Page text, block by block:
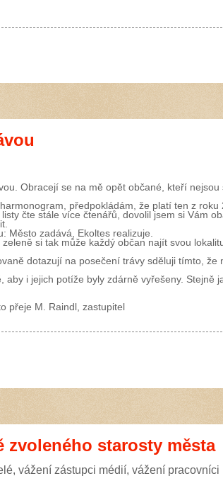
Obracejí se na mě opět občané, kteří nejsou
předpokládám, že platí ten z roku
čte stále více čtenářů, dovolil jsem si Vám
Město zadává, Ekoltes realizuje.
si tak může každý občan najít svou
dotazují na posečení trávy sděluji tímto, že
aby i jejich potíže byly zdárně vyřešeny. Stejně
přeje M. Raindl, zastupitel
starosty města
zástupci médií, vážení pracovníci